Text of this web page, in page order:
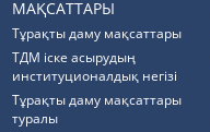
МАҚСАТТАРЫ
Тұрақты даму мақсаттары
ТДМ іске асырудың
институционалдық негізі
Тұрақты даму мақсаттары
туралы